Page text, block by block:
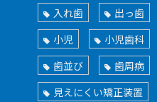
入れ歯
出っ歯
小児
小児歯科
歯並び
歯周病
見えにくい矯正装置